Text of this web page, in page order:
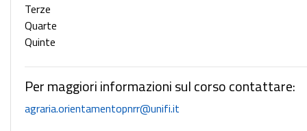
Terze
Quarte
Quinte
Per maggiori informazioni sul corso contattare:
agraria.orientamentopnrr@unifi.it